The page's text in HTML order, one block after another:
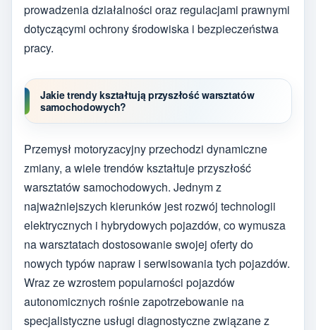
prowadzenia działalności oraz regulacjami prawnymi
dotyczącymi ochrony środowiska i bezpieczeństwa
pracy.
Jakie trendy kształtują przyszłość warsztatów
samochodowych?
Przemysł motoryzacyjny przechodzi dynamiczne
zmiany, a wiele trendów kształtuje przyszłość
warsztatów samochodowych. Jednym z
najważniejszych kierunków jest rozwój technologii
elektrycznych i hybrydowych pojazdów, co wymusza
na warsztatach dostosowanie swojej oferty do
nowych typów napraw i serwisowania tych pojazdów.
Wraz ze wzrostem popularności pojazdów
autonomicznych rośnie zapotrzebowanie na
specjalistyczne usługi diagnostyczne związane z